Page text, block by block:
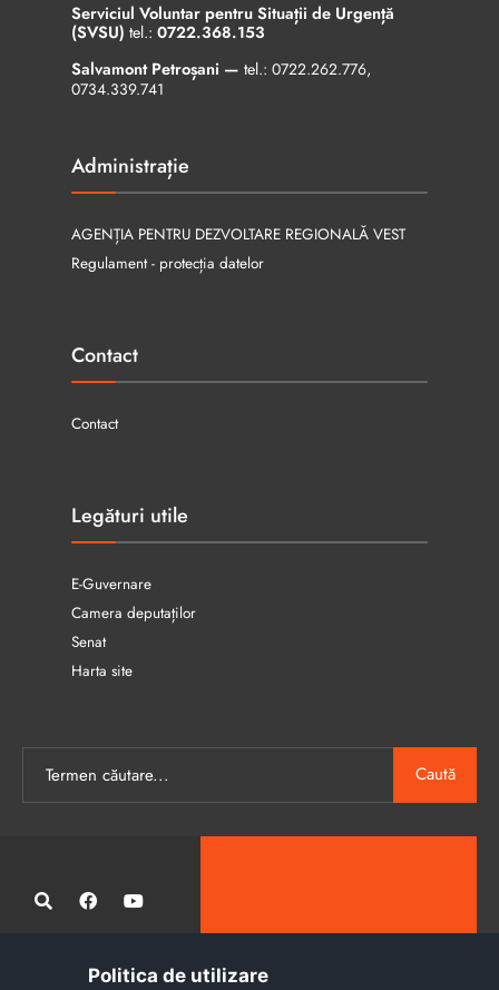
Serviciul Voluntar pentru Situații de Urgență
(SVSU) tel.: 0722.368.153
Salvamont Petroșani — tel.: 0722.262.776,
0734.339.741
Administrație
AGENȚIA PENTRU DEZVOLTARE REGIONALĂ VEST
Regulament - protecția datelor
Contact
Contact
Legături utile
E-Guvernare
Camera deputaților
Senat
Harta site
Caută
Politica de utilizare